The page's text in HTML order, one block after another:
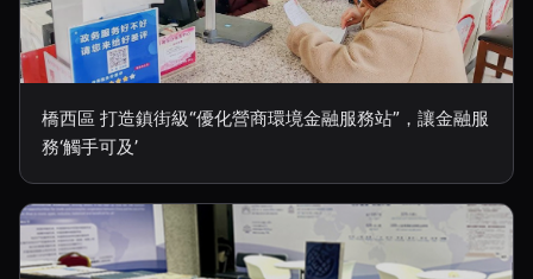
橋西區 打造鎮街級“優化營商環境金融服務站”，讓金融服
務‘觸手可及’